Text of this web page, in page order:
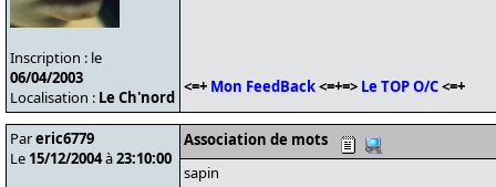
Inscription : le
06/04/2003
Localisation : Le Ch'nord
<=+ Mon FeedBack<=+=> Le TOP O/C<=+
Pareric6779
Le 15/12/2004à23:10:00
Association de mots
sapin